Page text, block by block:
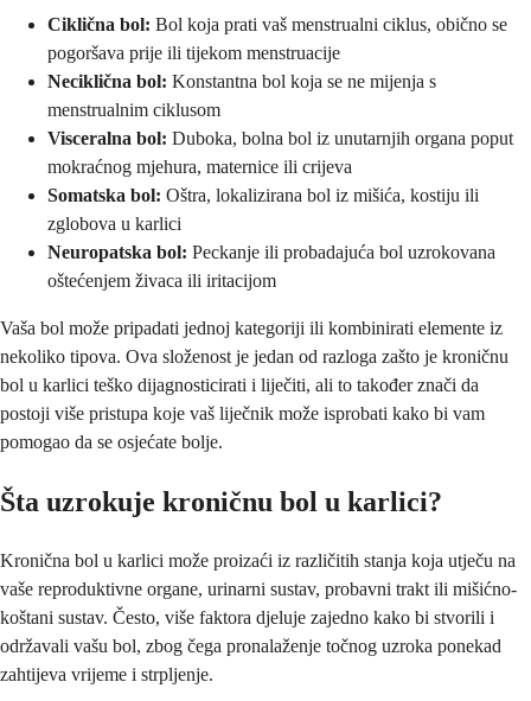
Ciklična bol: Bol koja prati vaš menstrualni ciklus, obično se
pogoršava prije ili tijekom menstruacije
Neciklična bol: Konstantna bol koja se ne mijenja s
menstrualnim ciklusom
Visceralna bol: Duboka, bolna bol iz unutarnjih organa poput
mokraćnog mjehura, maternice ili crijeva
Somatska bol: Oštra, lokalizirana bol iz mišića, kostiju ili
zglobova u karlici
Neuropatska bol: Peckanje ili probadajuća bol uzrokovana
oštećenjem živaca ili iritacijom
Vaša bol može pripadati jednoj kategoriji ili kombinirati elemente iz
nekoliko tipova. Ova složenost je jedan od razloga zašto je kroničnu
bol u karlici teško dijagnosticirati i liječiti, ali to također znači da
postoji više pristupa koje vaš liječnik može isprobati kako bi vam
pomogao da se osjećate bolje.
Šta uzrokuje kroničnu bol u karlici?
Kronična bol u karlici može proizaći iz različitih stanja koja utječu na
vaše reproduktivne organe, urinarni sustav, probavni trakt ili mišićno-
koštani sustav. Često, više faktora djeluje zajedno kako bi stvorili i
održavali vašu bol, zbog čega pronalaženje točnog uzroka ponekad
zahtijeva vrijeme i strpljenje.